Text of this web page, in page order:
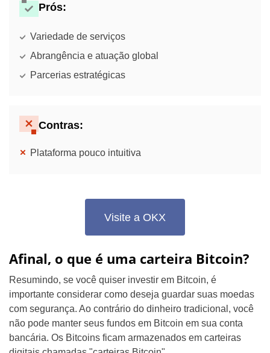
Prós:
Variedade de serviços
Abrangência e atuação global
Parcerias estratégicas
Contras:
Plataforma pouco intuitiva
Visite a OKX
Afinal, o que é uma carteira Bitcoin?
Resumindo, se você quiser investir em Bitcoin, é
importante considerar como deseja guardar suas moedas
com segurança. Ao contrário do dinheiro tradicional, você
não pode manter seus fundos em Bitcoin em sua conta
bancária. Os Bitcoins ficam armazenados em carteiras